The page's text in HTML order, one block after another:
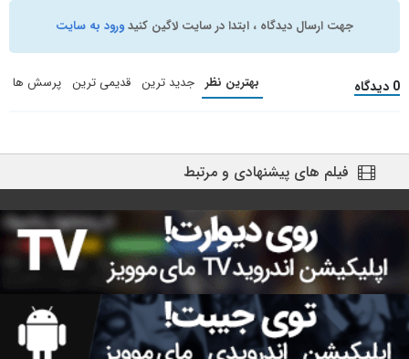
جهت ارسال دیدگاه ، ابتدا در سایت لاگین کنیدورود به سایت
0 دیدگاه بهترین نظر جدید ترین قدیمی ترین پرسش ها
فیلم های پیشنهادی و مرتبط